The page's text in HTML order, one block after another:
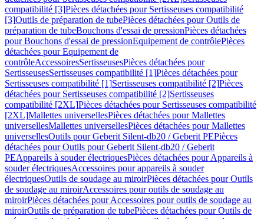
compatibilité [3]Pièces détachées pour Sertisseuses compatibilité
[3]Outils de préparation de tubePièces détachées pour Outils de
préparation de tubeBouchons d'essai de pressionPièces détachées
pour Bouchons d'essai de pressionEquipement de contrôlePièces
détachées pour Equipement de
contrôleAccessoiresSertisseusesPièces détachées pour
SertisseusesSertisseuses compatibilité [1]Pièces détachées pour
Sertisseuses compatibilité [1]Sertisseuses compatibilité [2]Pièces
détachées pour Sertisseuses compatibilité [2]Sertisseuses
compatibilité [2XL]Pièces détachées pour Sertisseuses compatibilité
[2XL]Mallettes universellesPièces détachées pour Mallettes
universellesMallettes universellesPièces détachées pour Mallettes
universellesOutils pour Geberit Silent-db20 / Geberit PEPièces
détachées pour Outils pour Geberit Silent-db20 / Geberit
PEAppareils à souder électriquesPièces détachées pour Appareils à
souder électriquesAccessoires pour appareils à souder
électriquesOutils de soudage au miroirPièces détachées pour Outils
de soudage au miroirAccessoires pour outils de soudage au
miroirPièces détachées pour Accessoires pour outils de soudage au
miroirOutils de préparation de tubePièces détachées pour Outils de